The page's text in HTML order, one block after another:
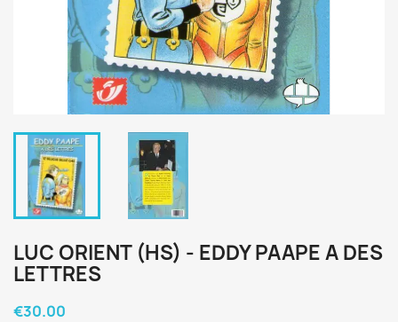
LUC ORIENT (HS) - EDDY PAAPE A DES
LETTRES
€30.00